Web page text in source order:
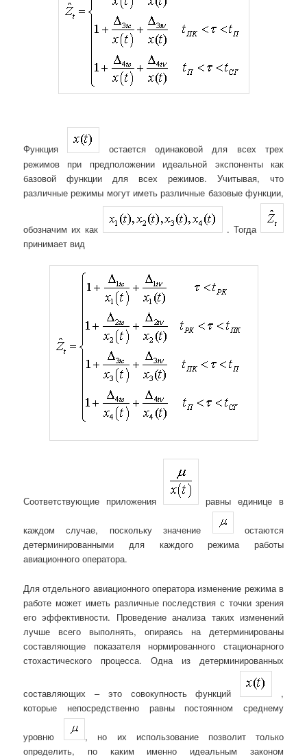
Функция
остается одинаковой для всех трех
режимов при предположении идеальной экспоненты как
базовой функции для всех режимов. Учитывая, что
различные режимы могут иметь различные базовые функции,
обозначим их как
. Тогда
принимает вид
Соответствующие приложения равны единице в
каждом случае, поскольку значение
остаются
детерминированными для каждого режима работы
авиационного оператора.
Для отдельного авиационного оператора изменение режима в
работе может иметь различные последствия с точки зрения
его эффективности. Проведение анализа таких изменений
лучше всего выполнять, опираясь на детерминированы
составляющие показателя нормированного стационарного
стохастического процесса. Одна из детерминированных
составляющих – это совокупность функций
,
которые непосредственно равны постоянном среднему
уровню
, но их использование позволит только
определить, по каким именно идеальным законом